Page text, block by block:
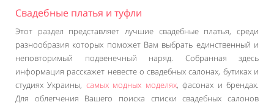
Свадебные платья и туфли
Этот раздел представляет лучшие свадебные платья, среди
разнообразия которых поможет Вам выбрать единственный и
неповторимый подвенечный наряд. Собранная здесь
информация расскажет невесте о свадебных салонах, бутиках и
студиях Украины, самых модных моделях, фасонах и брендах.
Для облегчения Вашего поиска списки свадебных салонов